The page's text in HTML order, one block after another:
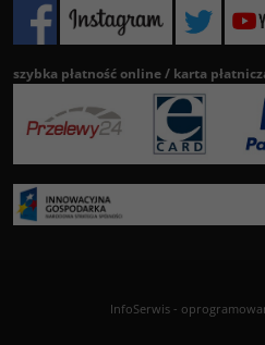
szybka płatność online / karta
InfoSerwis-